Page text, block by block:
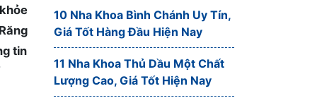
tin
10 Nha Khoa Bình Chánh Uy Tín,
Giá Tốt Hàng Đầu Hiện Nay
11 Nha Khoa Thủ Dầu Một Chất
Lượng Cao, Giá Tốt Hiện Nay